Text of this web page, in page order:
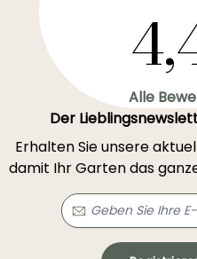
Alle
Der
Erhalten Sie unsere
damit Ihr Garten das